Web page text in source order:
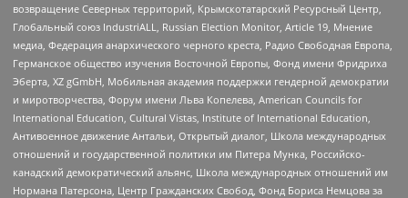
возвращение Северных территорий, Крымскотатарский Ресурсный Центр,
Глобальный союз IndustriALL, Russian Election Monitor, Article 19, Мнение
медиа, Федерация анархического черного креста, Радио Свободная Европа,
Германское общество изучения Восточной Европы, Фонд имени Фридриха
Эберта, XZ gGmbH, Мобильная академия поддержки гендерной демократии
и миротворчества, Форум имени Льва Копелева, American Councils for
International Education, Cultural Vistas, Institute of International Education,
Антивоенное движение Антальи, Открытый диалог, Школа международных
отношений и государственной политики им Питера Мунка, Российско-
канадский демократический альянс, Школа международных отношений им
Нормана Патерсона, Центр Гражданских Свобод, Фонд Бориса Немцова за